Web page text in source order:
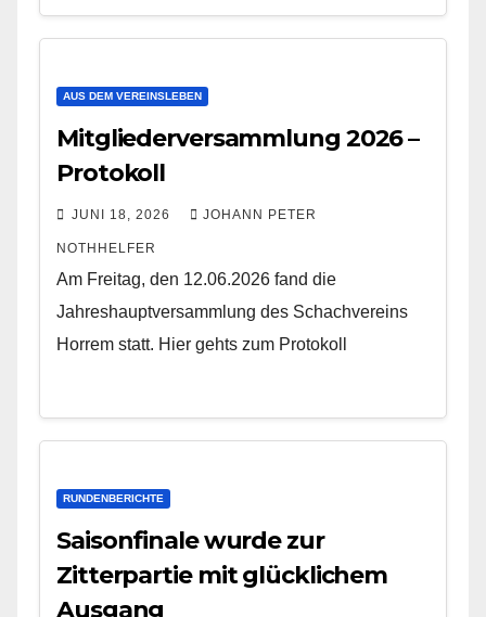
AUS DEM VEREINSLEBEN
Mitgliederversammlung 2026 –
Protokoll
JUNI 18, 2026 JOHANN PETER
NOTHHELFER
Am Freitag, den 12.06.2026 fand die
Jahreshauptversammlung des Schachvereins
Horrem statt. Hier gehts zum Protokoll
RUNDENBERICHTE
Saisonfinale wurde zur
Zitterpartie mit glücklichem
Ausgang